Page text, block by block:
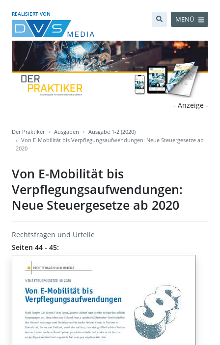
REALISIERT VON
MENÜ
- Anzeige -
Der Praktiker Ausgaben
Ausgabe 1-2 (2020)
Von E-Mobilität bis Verpflegungsaufwendungen: Neue Steuergesetze ab
2020
Von E-Mobilität bis
Verpflegungsaufwendungen:
Neue Steuergesetze ab 2020
Rechtsfragen und Urteile
Seiten 44 - 45: